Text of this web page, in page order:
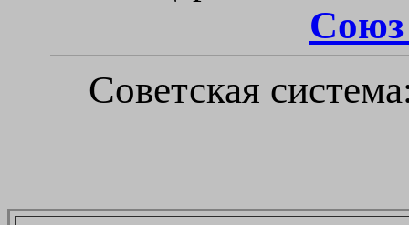
Союз
Советская